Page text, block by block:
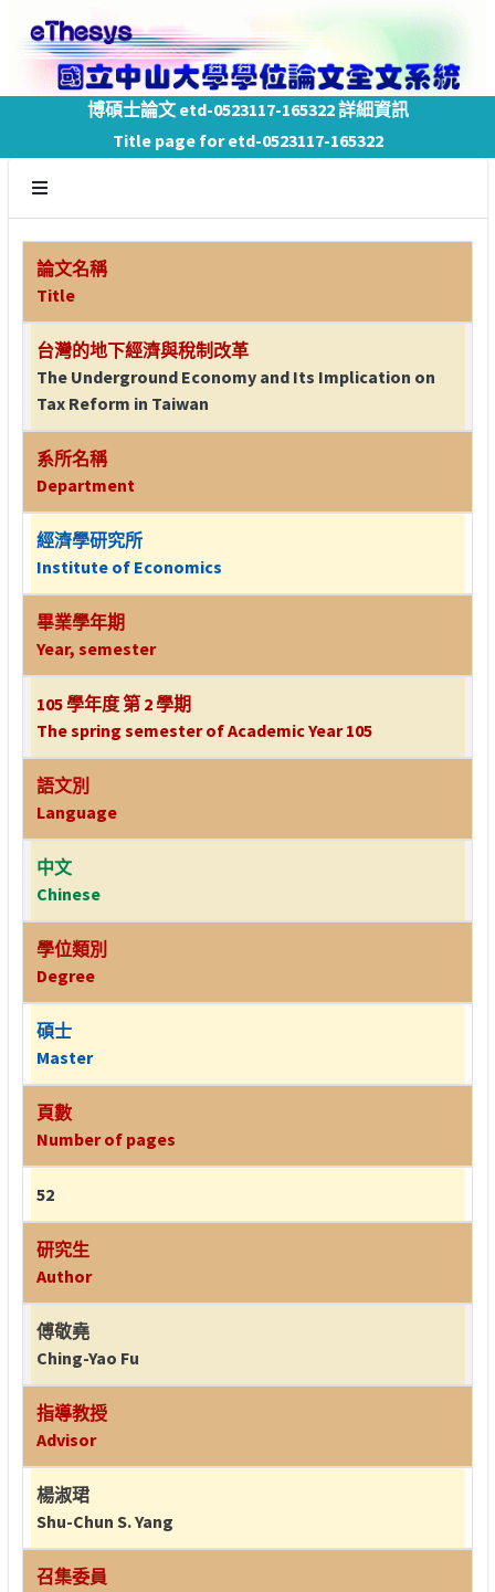
博碩士論文 etd-0523117-165322 詳細資訊
Title page for etd-0523117-165322
論文名稱
Title
台灣的地下經濟與稅制改革
The Underground Economy and Its Implication on
Tax Reform in Taiwan
系所名稱
Department
經濟學研究所
Institute of Economics
畢業學年期
Year, semester
105 學年度 第 2 學期
The spring semester of Academic Year 105
語文別
Language
中文
Chinese
學位類別
Degree
碩士
Master
頁數
Number of pages
52
研究生
Author
傅敬堯
Ching-Yao Fu
指導教授
Advisor
楊淑珺
Shu-Chun S. Yang
召集委員